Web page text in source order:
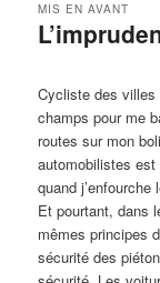
MIS EN AVANT
Cycliste des villes
champs pour me
routes sur mon
automobilistes
quand
Et pourtant, dans
mêmes principes
sécurité des